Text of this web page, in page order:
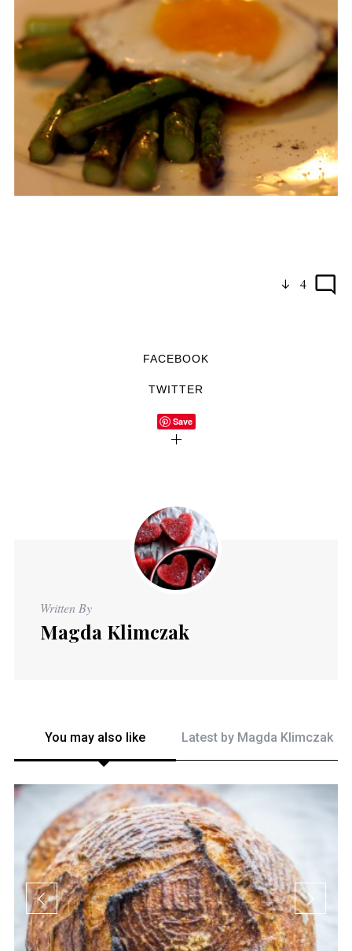
4
FACEBOOK
TWITTER
Save
Written By
Magda Klimczak
You may also like Latest by Magda Klimczak